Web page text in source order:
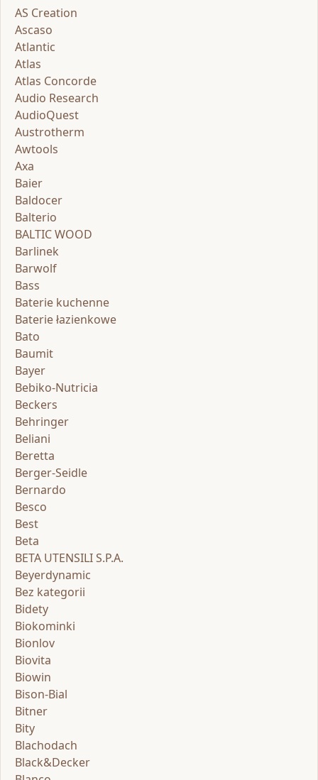
AS Creation
Ascaso
Atlantic
Atlas
Atlas Concorde
Audio Research
AudioQuest
Austrotherm
Awtools
Axa
Baier
Baldocer
Balterio
BALTIC WOOD
Barlinek
Barwolf
Bass
Baterie kuchenne
Baterie łazienkowe
Bato
Baumit
Bayer
Bebiko-Nutricia
Beckers
Behringer
Beliani
Beretta
Berger-Seidle
Bernardo
Besco
Best
Beta
BETA UTENSILI S.P.A.
Beyerdynamic
Bez kategorii
Bidety
Biokominki
Bionlov
Biovita
Biowin
Bison-Bial
Bitner
Bity
Blachodach
Black&Decker